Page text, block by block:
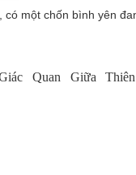
một chốn bình yên